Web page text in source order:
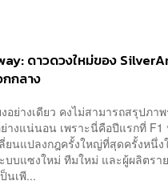
ดาวดวงใหม่ของ
กกลาง
อย่างเดียว คงไม่สามารถสรุปภา
างแน่นอน เพราะนี่คือปีแรกที่
ยนแปลงกฎครั้งใหญ่ที่สุดครั้งหนึ่
บบแซงใหม่ ทีมใหม่ และผู้ผลิตร
นเพี...